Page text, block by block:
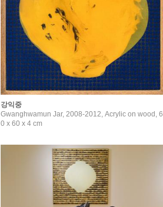
강익중
Gwanghwamun Jar, 2008-2012, Acrylic on wood, 6
0 x 60 x 4 cm